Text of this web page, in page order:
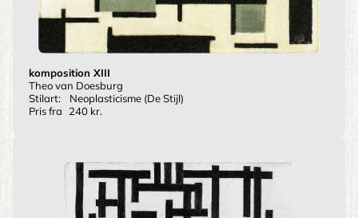
komposition XIII
Theo van Doesburg
Stilart:
Neoplasticisme (De Stijl)
Pris fra
240 kr.